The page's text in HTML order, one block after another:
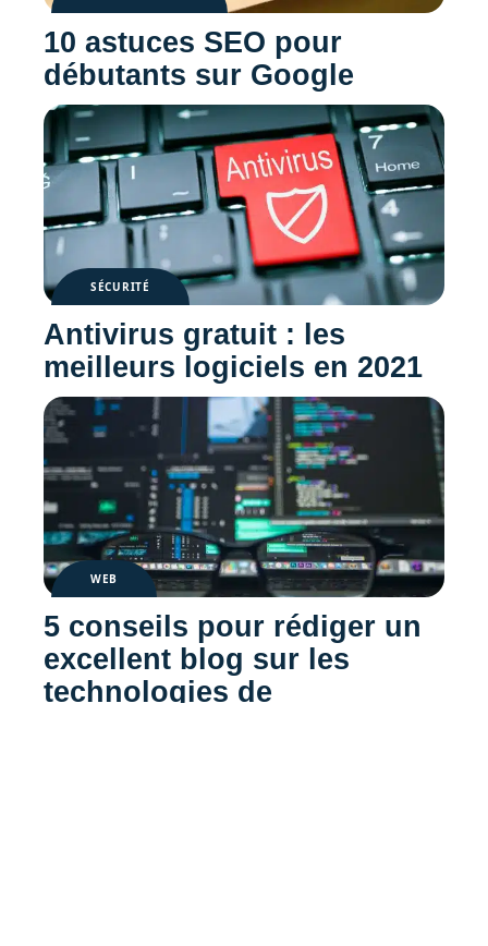
10 astuces SEO pour
débutants sur Google
SÉCURITÉ
Antivirus gratuit : les
meilleurs logiciels en 2021
WEB
5 conseils pour rédiger un
excellent blog sur les
technologies de